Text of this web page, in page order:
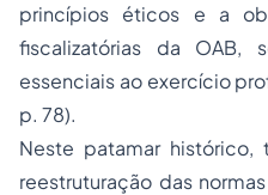
princípios éticos e a
fiscalizatórias da OAB,
essenciais ao exercício
p. 78).
Neste patamar histórico,
reestruturação das